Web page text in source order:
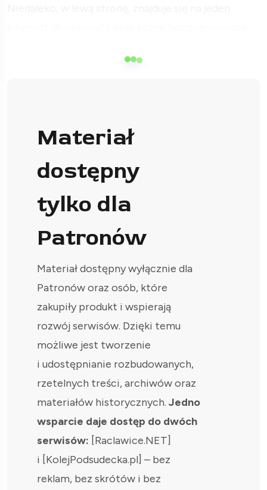
Materiał
dostępny
tylko dla
Patronów
Materiał dostępny wyłącznie dla
Patronów oraz osób, które
zakupiły produkt i wspierają
rozwój serwisów. Dzięki temu
możliwe jest tworzenie
i udostępnianie rozbudowanych,
rzetelnych treści, archiwów oraz
materiałów historycznych. Jedno
wsparcie daje dostęp do dwóch
serwisów: [Raclawice.NET]
i [KolejPodsudecka.pl] – bez
reklam, bez skrótów i bez